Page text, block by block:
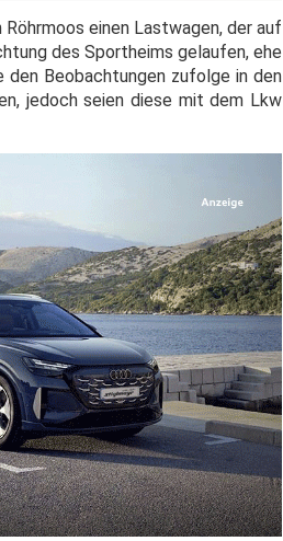
einen Lastwagen, der auf
des Sportheims gelaufen, ehe
den Beobachtungen zufolge in den
jedoch seien diese mit dem Lkw